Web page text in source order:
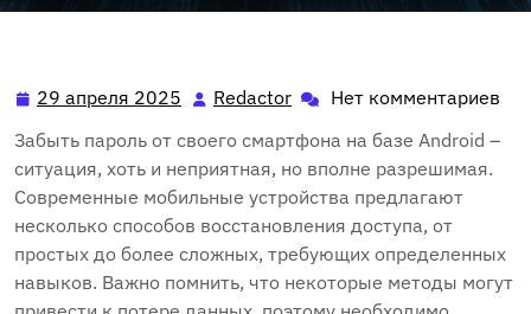
29 апреля 2025 29 Redactor Redactor
Нет комментариев
Забыть пароль от своего смартфона на базе Android –
ситуация, хоть и неприятная, но вполне разрешимая.
Современные мобильные устройства предлагают
несколько способов восстановления доступа, от
простых до более сложных, требующих определенных
навыков. Важно помнить, что некоторые методы могут